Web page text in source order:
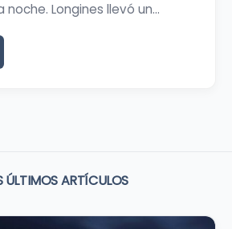
Longines llevó un…
ÚLTIMOS ARTÍCULOS